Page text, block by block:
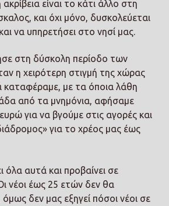
είναι το κάτι άλλο στη
και όχι μόνο, δυσκολεύεται
να υπηρετήσει στο νησί μας.
στη δύσκολη περίοδο των
η χειρότερη στιγμή της χώρας
με τα όποια λάθη
από τα μνημόνια, αφήσαμε
για να βγούμε στις αγορές και
για το χρέος μας έως
όλα αυτά και προβαίνει σε
νέοι έως 25 ετών δεν θα
δεν μας εξηγεί πόσοι νέοι σε